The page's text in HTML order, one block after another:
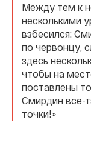
Между тем к
несколькими
взбесился:
по червонцу,
здесь
чтобы на
поставлены
Смирдин все-
точки!»